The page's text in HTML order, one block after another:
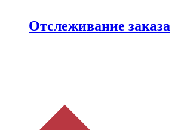
Отслеживание заказа